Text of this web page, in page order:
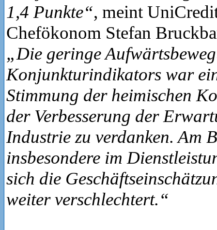
1,4 Punkte“, meint
Chefökonom Stefan
„Die geringe
Konjunkturindikators war
Stimmung der heimischen
der Verbesserung der
Industrie zu verdanken. Am
insbesondere im
sich die
weiter verschlechtert.“